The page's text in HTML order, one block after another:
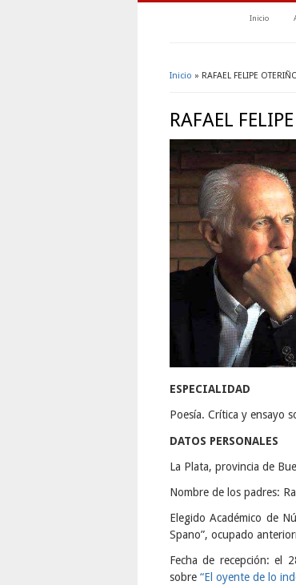
Inicio
Inicio » RAFAEL FELIPE
RAFAEL
ESPECIALIDAD
Poesía. Crítica y ensayo
DATOS PERSONALES
La Plata, provincia de
Nombre de los padres:
Elegido Académico de
Spano”, ocupado
Fecha de recepción: el
sobre “El oyente de lo